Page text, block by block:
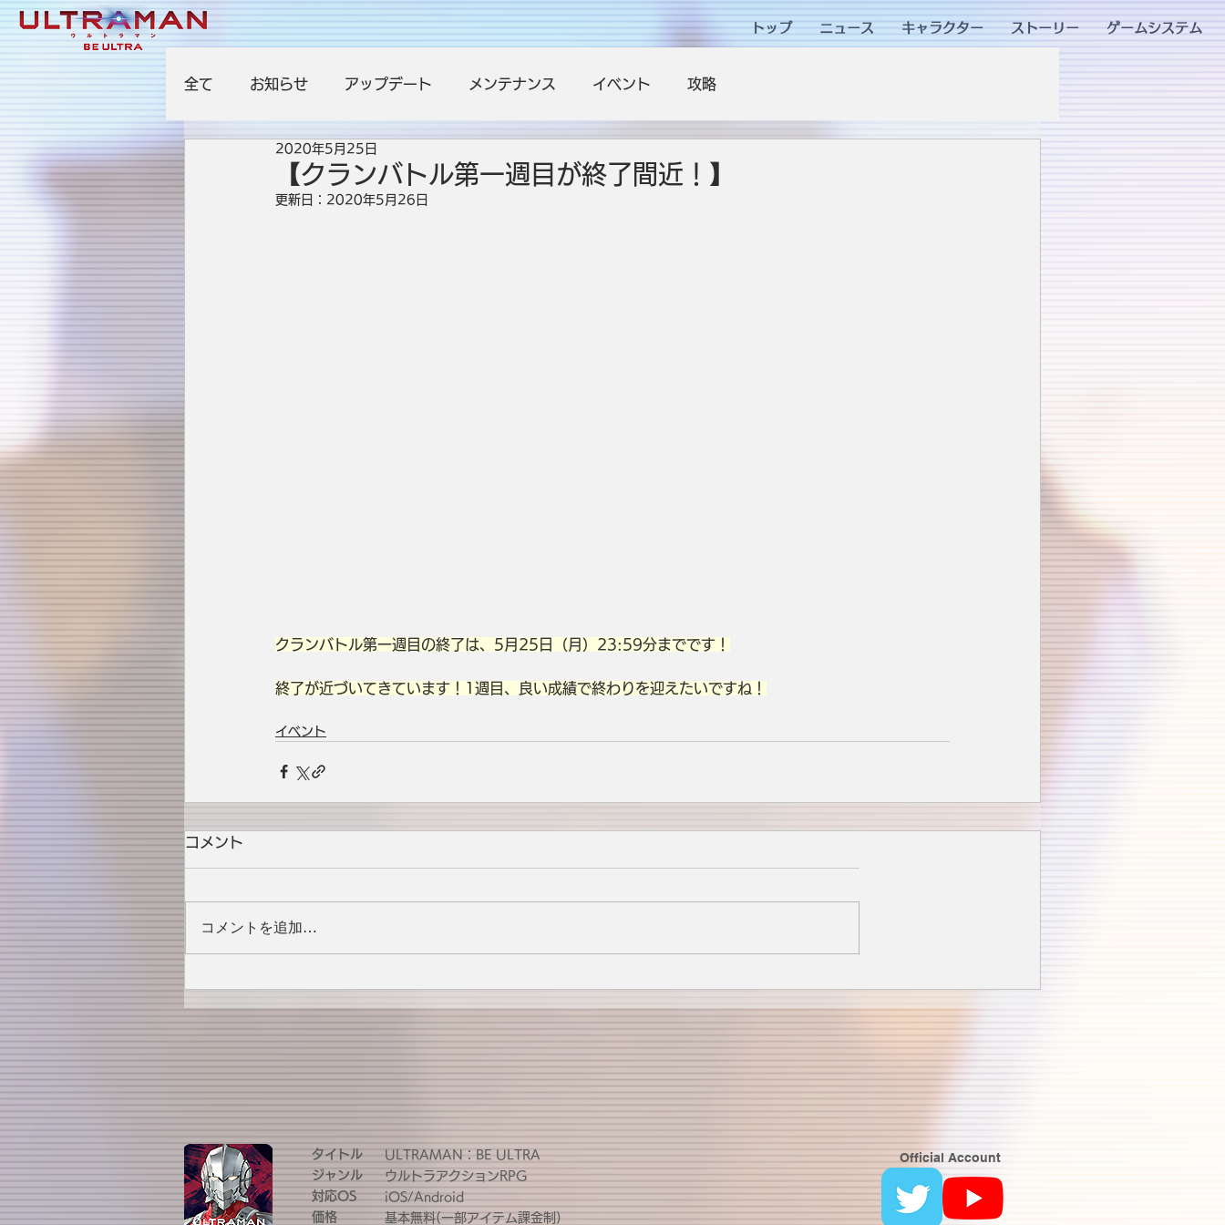
トップ ニュース キャラクター ストーリー ゲームシステム
全て お知らせ アップデート メンテナンス イベント 攻略
【クランバトル第一週目が終了間近！】
2020年5月25日
更新日： 2020年5月26日
クランバトル第一週目の終了は、5月25日（月）23:59分までです！
終了が近づいてきています！1週目、良い成績で終わりを迎えたいですね！
イベント
コメント
コメントを追加…
タイトル
ジャンル
対応OS
価格
ULTRAMAN：BE ULTRA
ウルトラアクションRPG
iOS/Android
基本無料(一部アイテム課金制)
Official Account